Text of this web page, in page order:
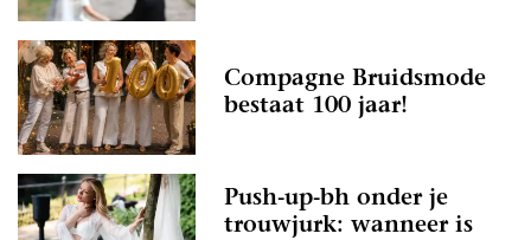
Compagne Bruidsmode
bestaat 100 jaar!
Push-up-bh onder je
trouwjurk: wanneer is